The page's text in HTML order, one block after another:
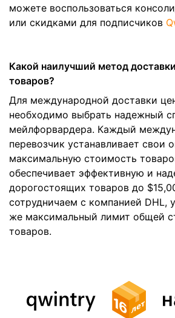
можете воспользоваться
или скидками для подписчиков
Какой наилучший метод
товаров?
Для международной доставки
необходимо выбрать надежный
мейлфорвардера. Каждый
перевозчик устанавливает свои
максимальную стоимость
обеспечивает эффективную и
дорогостоящих товаров до
сотрудничаем с компанией DHL,
же максимальный лимит общей
товаров.